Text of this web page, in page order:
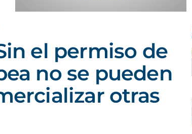
el permiso de
no se pueden
otras